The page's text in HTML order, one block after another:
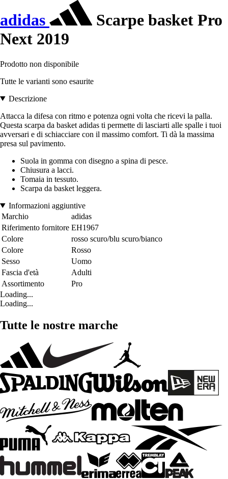
adidas
Scarpe basket Pro
Next 2019
Prodotto non disponibile
Tutte le varianti sono esaurite
Descrizione
Attacca la difesa con ritmo e potenza ogni volta che ricevi la palla.
Questa scarpa da basket adidas ti permette di lasciarti alle spalle i tuoi
avversari e di schiacciare con il massimo comfort. Ti dà la massima
presa sul pavimento.
Suola in gomma con disegno a spina di pesce.
Chiusura a lacci.
Tomaia in tessuto.
Scarpa da basket leggera.
Informazioni aggiuntive
Marchio
adidas
Riferimento fornitore EH1967
Colore
rosso scuro/blu scuro/bianco
Colore
Rosso
Sesso
Uomo
Fascia d'età
Adulti
Assortimento
Pro
Loading...
Loading...
Tutte le nostre marche